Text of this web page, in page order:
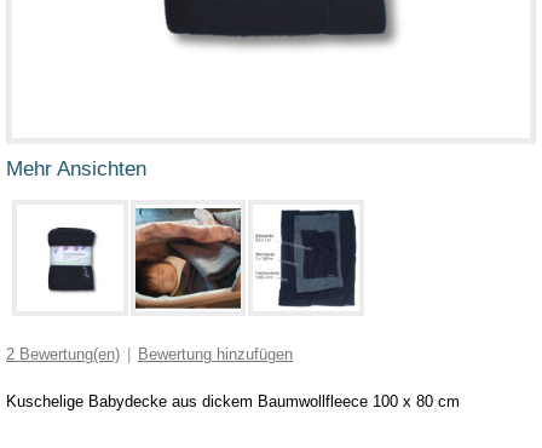
Mehr Ansichten
2 Bewertung(en) | Bewertung hinzufügen
Kuschelige Babydecke aus dickem Baumwollfleece 100 x 80 cm